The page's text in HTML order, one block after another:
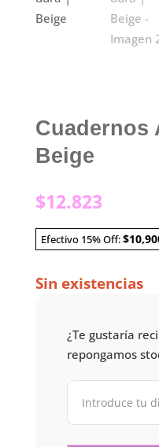
Cuadernos
Beige
$12.823
Efectivo 15% Off:
Sin existencias
¿Te gustaría
repongamos